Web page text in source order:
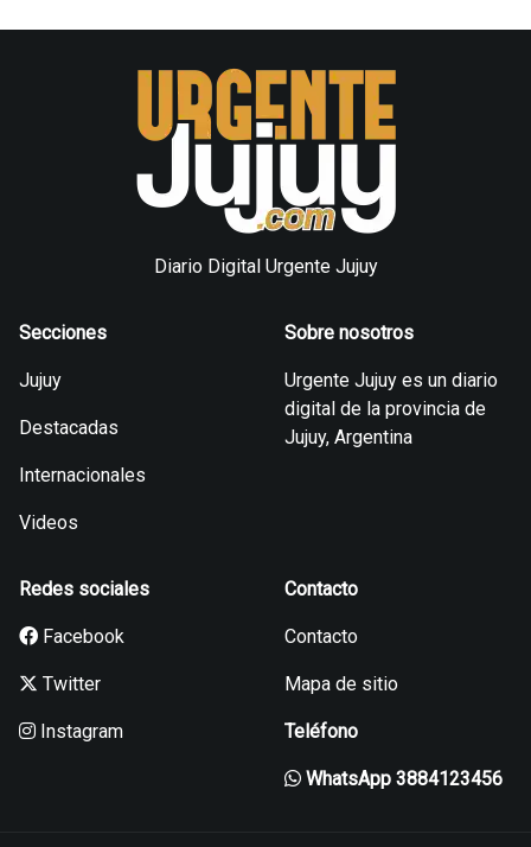
Diario Digital Urgente Jujuy
Secciones
Jujuy
Destacadas
Internacionales
Videos
Sobre nosotros
Urgente Jujuy es un diario
digital de la provincia de
Jujuy, Argentina
Redes sociales
Facebook
Twitter
Instagram
Contacto
Contacto
Mapa de sitio
Teléfono
WhatsApp 3884123456